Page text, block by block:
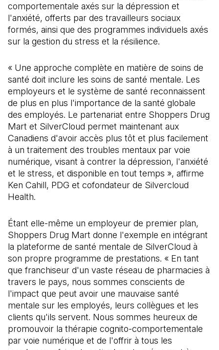
comportementale axés sur la dépression et
l'anxiété, offerts par des travailleurs sociaux
formés, ainsi que des programmes individuels axés
sur la gestion du stress et la résilience.
« Une approche complète en matière de soins de
santé doit inclure les soins de santé mentale. Les
employeurs et le système de santé reconnaissent
de plus en plus l'importance de la santé globale
des employés. Le partenariat entre Shoppers Drug
Mart et SilverCloud permet maintenant aux
Canadiens d'avoir accès plus tôt et plus facilement
à un traitement des troubles mentaux par voie
numérique, visant à contrer la dépression, l'anxiété
et le stress, et disponible en tout temps », affirme
Ken Cahill, PDG et cofondateur de Silvercloud
Health.
Étant elle-même un employeur de premier plan,
Shoppers Drug Mart donne l'exemple en intégrant
la plateforme de santé mentale de SilverCloud à
son propre programme de prestations. « En tant
que franchiseur d'un vaste réseau de pharmacies à
travers le pays, nous sommes conscients de
l'impact que peut avoir une mauvaise santé
mentale sur les employés, leurs collègues et les
clients qu'ils servent. Nous sommes heureux de
promouvoir la thérapie cognito-comportementale
par voie numérique et de l'offrir à tous les